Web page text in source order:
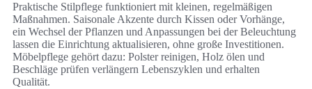
Praktische Stilpflege funktioniert mit kleinen, regelmäßigen
Maßnahmen. Saisonale Akzente durch Kissen oder Vorhänge,
ein Wechsel der Pflanzen und Anpassungen bei der Beleuchtung
lassen die Einrichtung aktualisieren, ohne große Investitionen.
Möbelpflege gehört dazu: Polster reinigen, Holz ölen und
Beschläge prüfen verlängern Lebenszyklen und erhalten
Qualität.